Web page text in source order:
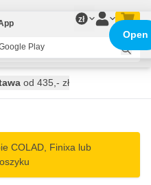
zł
wysyłka dzisiaj
od 435,- zł
COLAD, Finixa lub
Play
Open